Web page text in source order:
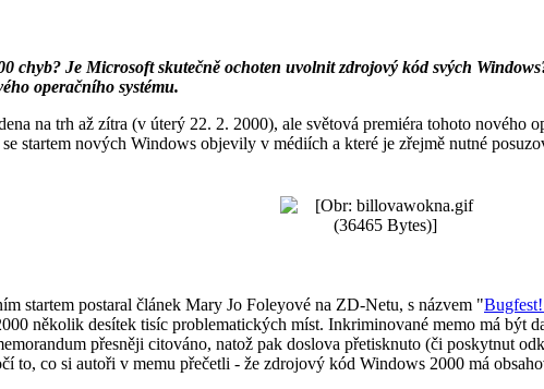
chyb? Je Microsoft skutečně ochoten uvolnit zdrojový kód svých
operačního systému.
na trh až zítra (v úterý 22. 2. 2000), ale světová premiéra tohoto nového
startem nových Windows objevily v médiích a které je zřejmě nutné
startem postaral článek Mary Jo Foleyové na ZD-Netu, s názvem "
několik desítek tisíc problematických míst. Inkriminované memo má být
přesněji citováno, natož pak doslova přetisknuto (či poskytnut
to, co si autoři v memu přečetli - že zdrojový kód Windows 2000 má